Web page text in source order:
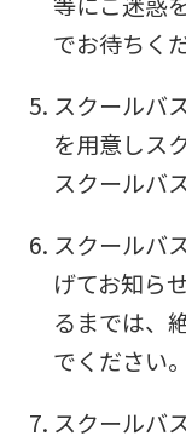
でお待ちく
スクールバ
を用意しス
スクールバ
スクールバ
げてお知ら
るまでは、
でください。
スクールバ